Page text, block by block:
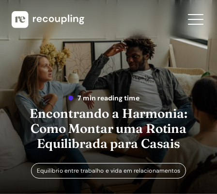
7 min reading time
Encontrando a Harmonia:
Como Montar uma Rotina
Equilibrada para Casais
Equilíbrio entre trabalho e vida em relacionamentos